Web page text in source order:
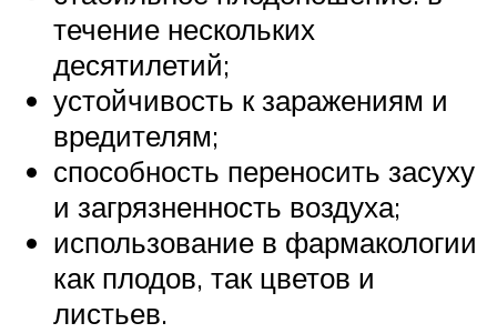
течение нескольких
десятилетий;
устойчивость к заражениям и
вредителям;
способность переносить засуху
и загрязненность воздуха;
использование в фармакологии
как плодов, так цветов и
листьев.